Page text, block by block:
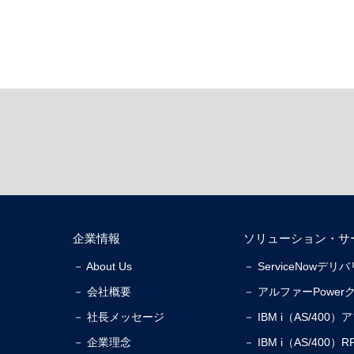
企業情報
－ About Us
－ 会社概要
－ 社長メッセージ
－ 企業理念
ソリューション・サ
－ ServiceNowデリバ
－ アルファーPower
－ IBM i（AS/400）
－ IBM i（AS/400）